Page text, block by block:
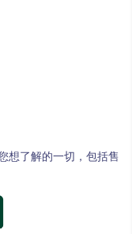
想了解的一切，包括售